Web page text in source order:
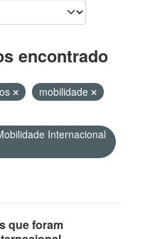
encontrado
mobilidade
Internacional
que foram